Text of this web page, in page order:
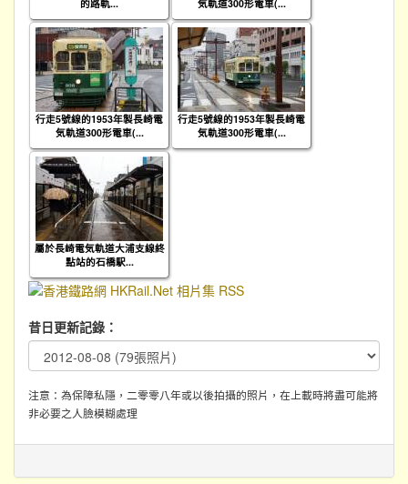
的路軌...
気軌道300形電車(...
行走5號線的1953年製長崎電
気軌道300形電車(...
行走5號線的1953年製長崎電
気軌道300形電車(...
屬於長崎電気軌道大浦支線終
點站的石橋駅...
昔日更新記錄：
注意：為保障私隱，二零零八年或以後拍攝的照片，在上載時將盡可能將
非必要之人臉模糊處理